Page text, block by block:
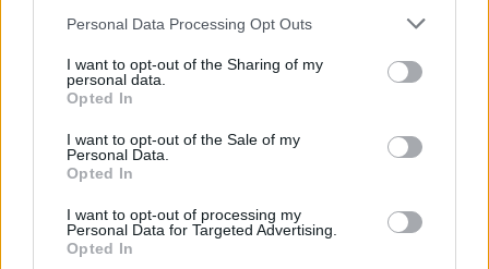
Please note that this website/app uses one or more Google
not limited to your visit or usage behaviour. You may click to
grant or deny consent to Google and its third-party tags to
use your data for below specified purposes in below Google
consent section.
Personal Data Processing Opt Outs
I want to opt-out of the Sharing of my
personal data.
Opted In
I want to opt-out of the Sale of my
Personal Data.
Opted In
I want to opt-out of processing my
Personal Data for Targeted Advertising.
Opted In
TEMI: Lingua Blu Gallura Notizie Gallura
Notizie in tempo reale?
Entra nel canale telegram di
Inviaci le tue segnalazioni,